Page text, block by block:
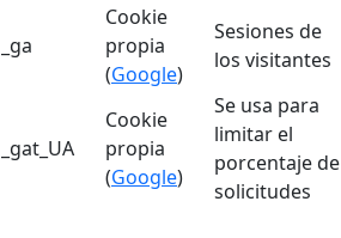
_ga
Cookie
propia
(Google)
Sesiones de
los visitantes
_gat_UA
Cookie
propia
(Google)
Se usa para
limitar el
porcentaje de
solicitudes